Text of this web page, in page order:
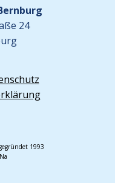
24
1993